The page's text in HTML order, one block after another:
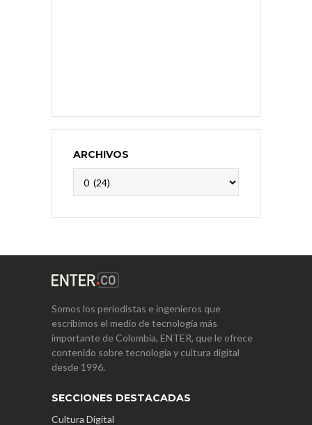
ARCHIVOS
Somos los periodistas e ingenieros que
escribimos el medio de tecnología más
importante de Colombia, ENTER, que le ofrece
contenido sobre tecnología y cultura digital
desde 1996.
SECCIONES DESTACADAS
Cultura Digital